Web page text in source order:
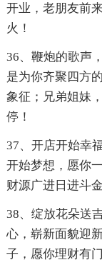
开业，老朋友前
火！
36、鞭炮的歌声
是为你齐聚四方
象征；兄弟姐妹
停！
37、开店开始幸
开始梦想，愿你
财源广进日进斗
38、绽放花朵送
心，崭新面貌迎
子，愿你理财有